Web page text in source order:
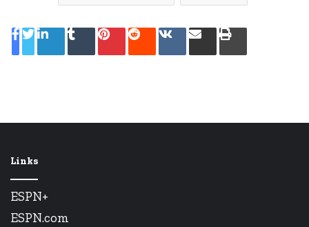
LinkedIn
TumblrPinterestRedditVKontakte
SharePrint
Links
ESPN+
ESPN.com